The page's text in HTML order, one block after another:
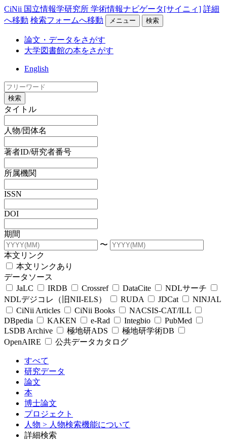
CiNii 国立情報学研究所 学術情報ナビゲータ[サイニィ] 詳細
へ移動 検索フォームへ移動 メニュー 検索
論文・データをさがす
大学図書館の本をさがす
English
検索
タイトル
人物/団体名
著者ID/研究者番号
所属機関
ISSN
DOI
期間
〜
本文リンク
本文リンクあり
データソース
JaLC
IRDB Crossref DataCite
NDLサーチ
NDLデジコレ（旧NII-ELS）
RUDA JDCat
NINJAL
CiNii Articles
CiNii Books
NACSIS-CAT/ILL
DBpedia
KAKEN e-Rad Integbio
PubMed
LSDB Archive
極地研ADS
極地研学術DB
OpenAIRE
公共データカタログ
すべて
研究データ
論文
本
博士論文
プロジェクト
人物 > 人物検索機能について
詳細検索